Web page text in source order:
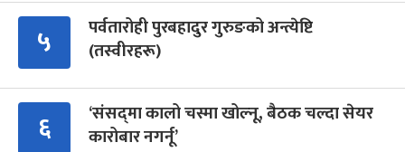
५
पर्वतारोही पुरबहादुर गुरुङको अन्त्येष्टि
(तस्वीरहरू)
६
‘संसद्‍मा कालो चस्मा खोल्नू, बैठक चल्दा सेयर
कारोबार नगर्नू’